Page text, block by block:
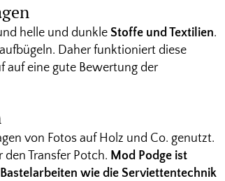
helle und dunkle Stoffe und Textilien.
Daher funktioniert diese
auf eine gute Bewertung der
von Fotos auf Holz und Co. genutzt.
Transfer Potch. Mod Podge ist
wie die Serviettentechnik